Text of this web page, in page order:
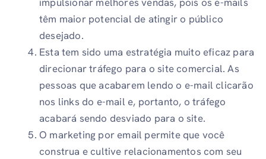
têm maior potencial de atingir o público
desejado.
Esta tem sido uma estratégia muito eficaz para
direcionar tráfego para o site comercial. As
pessoas que acabarem lendo o e-mail clicarão
nos links do e-mail e, portanto, o tráfego
acabará sendo desviado para o site.
O marketing por email permite que você
construa e cultive relacionamentos com seu